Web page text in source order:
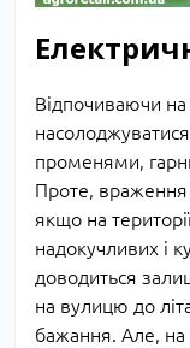
Відпочиваючи
променями,
Проте, враження
якщо на
надокучливих і
доводиться
на вулицю до
бажання. Але, на